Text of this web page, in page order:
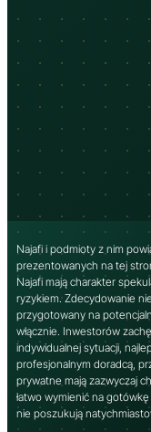
Najafi i podmioty z nim
prezentowanych na tej
Najafi mają charakter
ryzykiem. Zdecydowanie
przygotowany na
włącznie. Inwestorów
indywidualnej sytuacji,
profesjonalnym doradcą,
prywatne mają zazwyczaj
łatwo wymienić na
nie poszukują